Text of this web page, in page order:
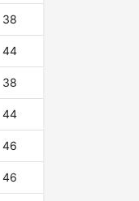
38
44
38
44
46
46